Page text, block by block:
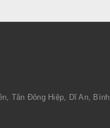
Tân Đông Hiệp, Dĩ An, Bình